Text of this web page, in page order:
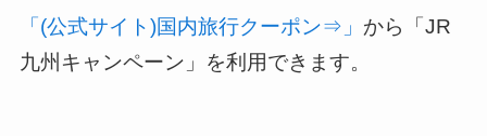
「(公式サイト)国内旅行クーポン⇒」 から「JR
九州キャンペーン」を利用できます。